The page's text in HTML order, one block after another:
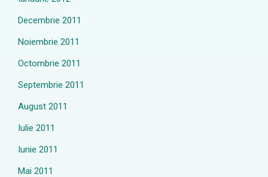
Decembrie 2011
Noiembrie 2011
Octombrie 2011
Septembrie 2011
August 2011
Iulie 2011
Iunie 2011
Mai 2011